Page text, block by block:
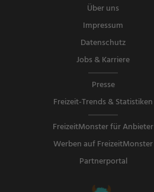
Über uns
Impressum
Datenschutz
Jobs & Karriere
Presse
Freizeit-Trends & Statistiken
FreizeitMonster für Anbieter
Werben auf FreizeitMonster
Partnerportal